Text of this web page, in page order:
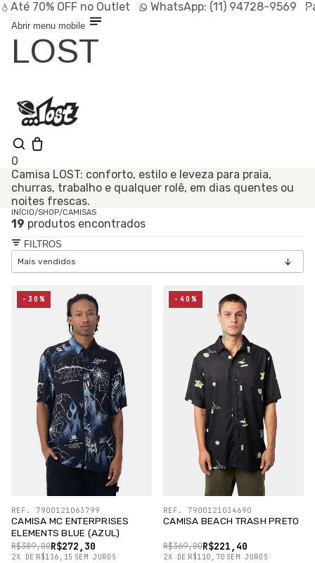
Até 70% OFFno Outlet WhatsApp: (11) 94728-9569
Abrir menu mobile
LOST
0
Olá, visitante
Entrar /
Cadastrar
Shop
Lançamentos
Linhas
Especiais
Camisa LOST: conforto, estilo e leveza para praia,
churras, trabalho e qualquer rolê, em dias quentes ou
noites frescas.
INÍCIO/SHOP/CAMISAS
19 produtos encontrados
FILTROS
CAMISA MC ENTERPRISES
ELEMENTS BLUE (AZUL)
R$272,30
R$389,00
2X DE R$136,15 SEM JUROS
REF. 7900121063799
-30%
CAMISA BEACH TRASH PRETO
R$221,40
R$369,00
2X DE R$110,70 SEM JUROS
REF. 7900121034690
-40%